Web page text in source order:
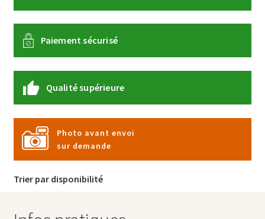
Paiement sécurisé
Qualité supérieure
Photo avant envoi
sur demande
Trier par disponibilité